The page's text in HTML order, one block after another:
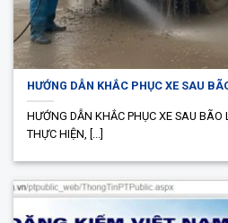
HƯỚNG DẪN KHẮC PHỤC XE SAU
HƯỚNG DẪN KHẮC PHỤC XE SAU BÃO
THỰC HIỆN, [...]